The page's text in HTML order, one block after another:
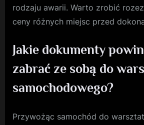
rodzaju awarii. Warto zrobić
ceny różnych miejsc przed
Jakie dokumenty
zabrać ze sobą do
samochodowego?
Przywożąc samochód do